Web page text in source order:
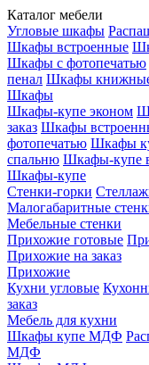
Каталог мебели
Угловые шкафы
Шкафы встроенные
Шкафы с фотопечатью
пенал Шкафы
Шкафы
Шкафы-купе эконом
заказ Шкафы
фотопечатью Шкафы
спальню Шкафы-купе
Шкафы-купе
Стенки-горки
Малогабаритные
Мебельные стенки
Прихожие готовые
Прихожие на заказ
Прихожие
Кухни угловые
заказ
Мебель для кухни
Шкафы купе МДФ
МДФ